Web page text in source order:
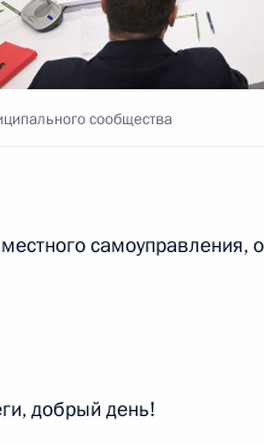
главы МЧС о ситуации
дронов
Петербурга
сообщества
самоуправления,
добрый день!